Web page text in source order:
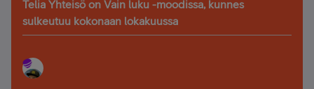
Telia Yhteisö on Vain luku -moodissa, kunnes
sulkeutuu kokonaan lokakuussa